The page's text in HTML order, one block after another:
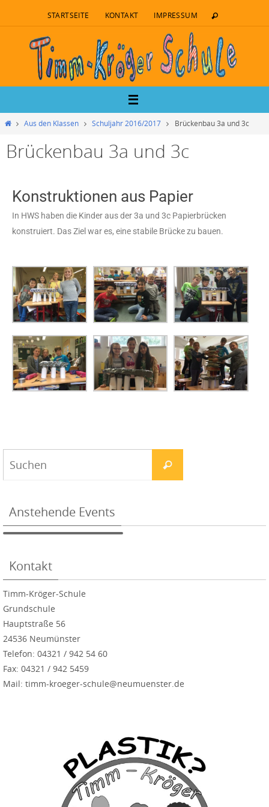
STARTSEITE KONTAKT IMPRESSUM
Aus den Klassen Schuljahr 2016/2017 Brückenbau 3a und 3c
Brückenbau 3a und 3c
Konstruktionen aus Papier
In HWS haben die Kinder aus der 3a und 3c Papierbrücken
konstruiert. Das Ziel war es, eine stabile Brücke zu bauen.
Anstehende Events
Kontakt
Timm-Kröger-Schule
Grundschule
Hauptstraße 56
24536 Neumünster
Telefon: 04321 / 942 54 60
Fax: 04321 / 942 5459
Mail: timm-kroeger-schule@neumuenster.de